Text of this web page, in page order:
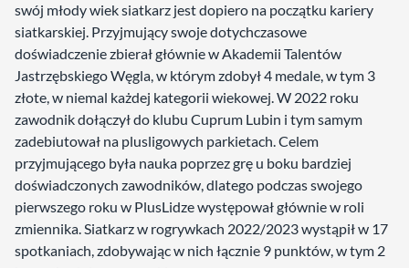
swój młody wiek siatkarz jest dopiero na początku kariery
siatkarskiej. Przyjmujący swoje dotychczasowe
doświadczenie zbierał głównie w Akademii Talentów
Jastrzębskiego Węgla, w którym zdobył 4 medale, w tym 3
złote, w niemal każdej kategorii wiekowej. W 2022 roku
zawodnik dołączył do klubu Cuprum Lubin i tym samym
zadebiutował na plusligowych parkietach. Celem
przyjmującego była nauka poprzez grę u boku bardziej
doświadczonych zawodników, dlatego podczas swojego
pierwszego roku w PlusLidze występował głównie w roli
zmiennika. Siatkarz w rogrywkach 2022/2023 wystąpił w 17
spotkaniach, zdobywając w nich łącznie 9 punktów, w tym 2